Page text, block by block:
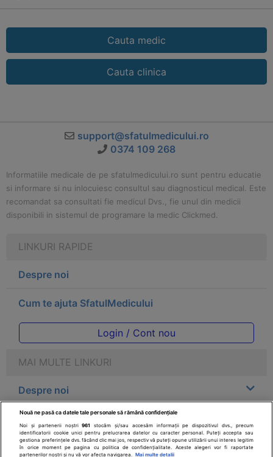
Cauta medic
Cauta clinica
support@sfatulmedicului.ro
0374 109 268
Informatiile medicale de pe sfatulmedicului.ro sunt pentru educatie
si informare si nu inlocuiesc consultul sau diagnosticul medical. Este
recomandat sa consultati fie medicul Dvs., fie unul din medicii
disponibili in sistemul de programare la medic Clickmed.
LINKURI RAPIDE
Despre noi
Cum te ajuta SfatulMedicului
Login / Cont nou
MAI MULTE LINKURI
Despre noi
Legal
Drepturile consumatorului
Nouă ne pasă ca datele tale personale să rămână confidențiale
Noi și partenerii noștri961
stocăm și/sau accesăm informații pe dispozitivul dvs., precum
identificatorii cookie unici pentru prelucrarea datelor cu caracter personal. Puteți accepta sau
gestiona preferințele dvs. făcând clic mai jos, respectiv vă puteți opune utilizării unui interes legitim
în orice moment pe pagina cu politica de confidențialitate. Aceste alegeri vor fi raportate
partenerilor noștri și nu vă vor afecta navigarea.
Mai multe detalii